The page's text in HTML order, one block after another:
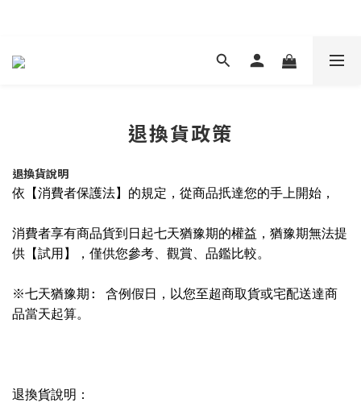
退換貨政策
退換貨說明
依【消費者保護法】的規定，從商品扺達您的手上開始，
消費者享有商品貨到日起七天猶豫期的權益，猶豫期無法提
供【試用】，僅供您參考、觀賞、品鑑比較。
※七天猶豫期: 含例假日，以您至超商取貨或宅配送達商
品當天起算。
退換貨說明：